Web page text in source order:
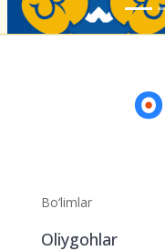
Bo‘limlar
Oliygohlar